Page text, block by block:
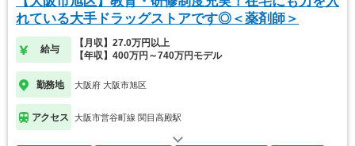
れている大手ドラッグストアです◎＜薬剤師＞
給与
【月収】27.0万円以上
【年収】400万円～740万円モデル
勤務地 大阪府 大阪市旭区
アクセス 大阪市営谷町線 関目高殿駅